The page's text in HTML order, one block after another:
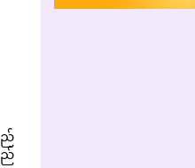
ည်
ည်